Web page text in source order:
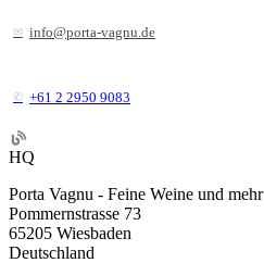
info@porta-vagnu.de
+61 2 2950 9083
HQ
Porta Vagnu - Feine Weine und mehr
Pommernstrasse 73
65205 Wiesbaden
Deutschland